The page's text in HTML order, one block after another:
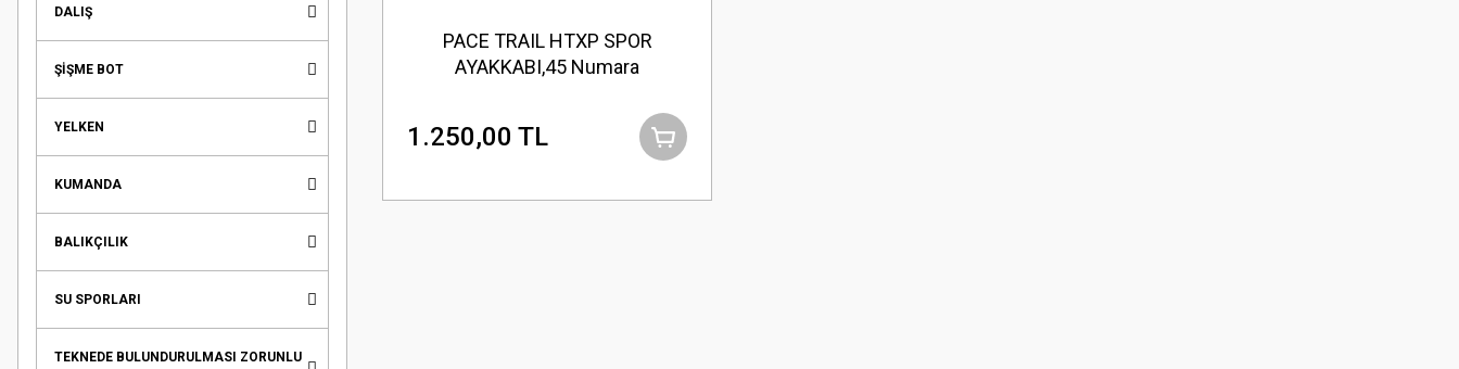
DALIŞ
ŞİŞME BOT
YELKEN
KUMANDA
BALIKÇILIK
SU SPORLARI
TEKNEDE BULUNDURULMASI ZORUNLU
PACE TRAIL HTXP SPOR
AYAKKABI,45 Numara
1.250,00 TL